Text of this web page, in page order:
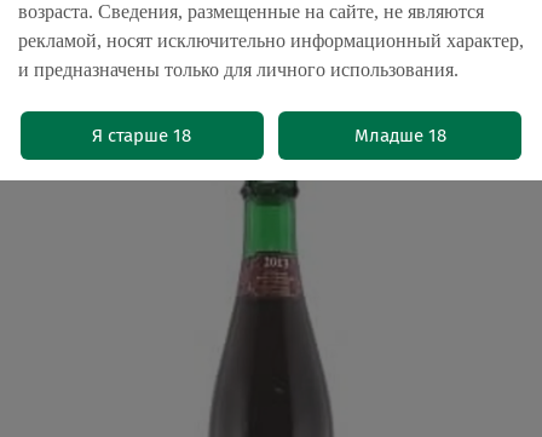
Boon Frambouise 0.75 л. - стекло(6
шт.)
возраста. Сведения, размещенные на сайте, не являются
рекламой, носят исключительно информационный характер,
и предназначены только для личного использования.
Я старше 18 Младше 18